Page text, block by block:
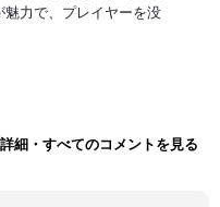
力で、プレイヤーを没
細・すべてのコメントを見る